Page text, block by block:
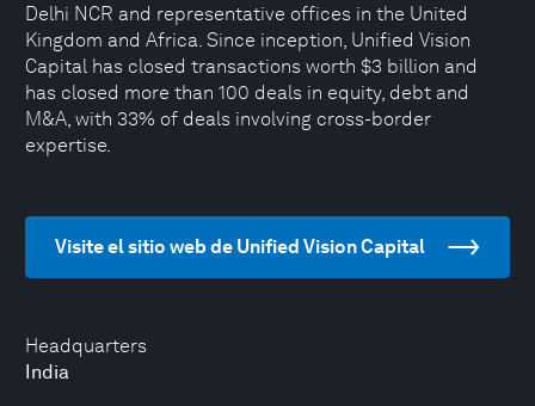
Headquarters
India
Delhi NCR and representative offices in the United
Kingdom and Africa. Since inception, Unified Vision
Capital has closed transactions worth $3 billion and
has closed more than 100 deals in equity, debt and
M&A, with 33% of deals involving cross-border
expertise.
Visite el sitio web de Unified Vision Capital